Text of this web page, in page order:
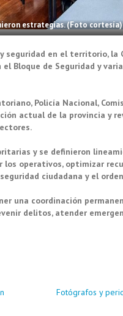
estrategias. (Foto cortesía)
en el territorio, la
Bloque de Seguridad y
Policía Nacional,
actual de la provincia y
y se definieron
operativos, optimizar
ciudadana y el
una coordinación
delitos, atender
Fotógrafos y